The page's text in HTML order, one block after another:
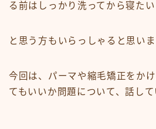
AFLOAT 公式ショップ
サイトマップ
る前はしっかり洗ってから寝たい
と思う方もいらっしゃると思いま
今回は、パーマや縮毛矯正をか
てもいいか問題について、話して